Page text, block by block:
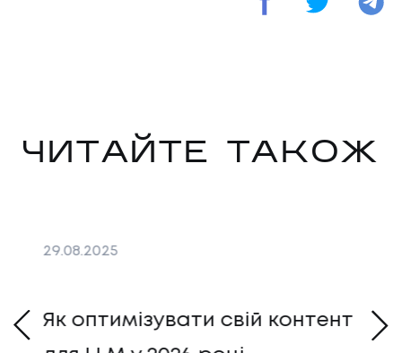
ЧИТАЙТЕ ТАКОЖ
29.08.2025
Як оптимізувати свій контент